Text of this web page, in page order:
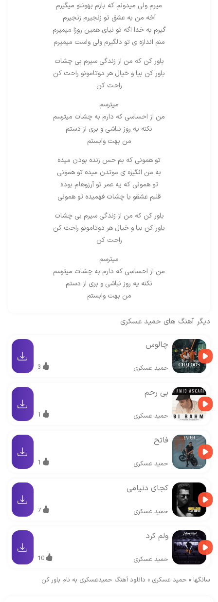
میرم ولی میدونم که بازم بهونتو میگیرم
آخه من به عشق تو زنجیرم زنجیرم
گیرم به خدا اگه تو نیای همین روزا میمیرم
منم اندازه ی تو دلگیرم ولی واست میمیرم
باور کن که من از زندگی سیرم بی چشات
باور کن بیا و خیال هر دوتامونو راحت کن
راحت کن
میترسم
من از احساسی که دارم به چشات میترسم
نکنه یه روز نباشی و بری از دستم
من بهت وابستم
تو همونی که بم حس زنده بودن میده
به من انگیزه ی موندن میده تو همونی
تو همونی که یه عمر تو آرزوهام بوده
قلبم عشقو با چشات فهمیده تو همونی
باور کن که من از زندگی سیرم بی چشات
باور کن بیا و خیال هر دوتامونو راحت کن
راحت کن
میترسم
من از احساسی که دارم به چشات میترسم
نکنه یه روز نباشی و بری از دستم
من بهت وابستم
دیگر آهنگ های حمید عسکری
چالوس
حمید عسکری 3
بی رحم
حمید عسکری 1
فاتح
حمید عسکری 1
کجای دنیامی
حمید عسکری 7
ولم کرد
حمید عسکری 10
سانگها » حمید عسکری » دانلود آهنگ حمیدعسکری به نام باور کن